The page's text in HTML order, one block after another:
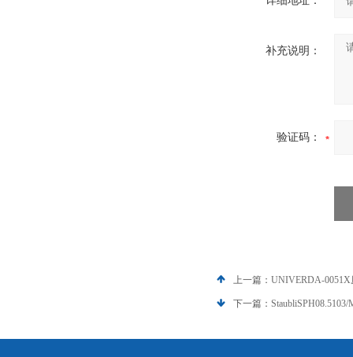
补充说明：
验证码：
上一篇： UNIVERDA-0051X
下一篇：